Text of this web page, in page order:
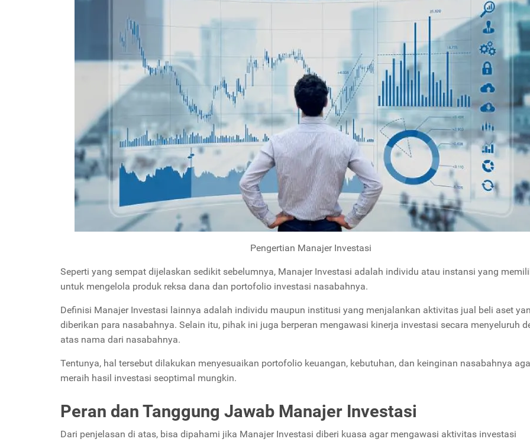
Pengertian Manajer Investasi
Seperti yang sempat dijelaskan sedikit sebelumnya, Manajer Investasi adalah individu atau instansi yang
untuk mengelola produk reksa dana dan portofolio investasi nasabahnya.
Definisi Manajer Investasi lainnya adalah individu maupun institusi yang menjalankan aktivitas jual beli aset
diberikan para nasabahnya. Selain itu, pihak ini juga berperan mengawasi kinerja investasi secara menyeluruh
atas nama dari nasabahnya.
Tentunya, hal tersebut dilakukan menyesuaikan portofolio keuangan, kebutuhan, dan keinginan nasabahnya
meraih hasil investasi seoptimal mungkin.
Peran dan Tanggung Jawab Manajer Investasi
Dari penjelasan di atas, bisa dipahami jika Manajer Investasi diberi kuasa agar mengawasi aktivitas investasi